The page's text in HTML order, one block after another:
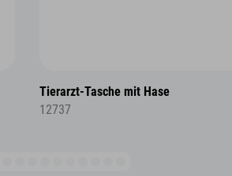
Tierarzt-Tasche mit Hase
12737